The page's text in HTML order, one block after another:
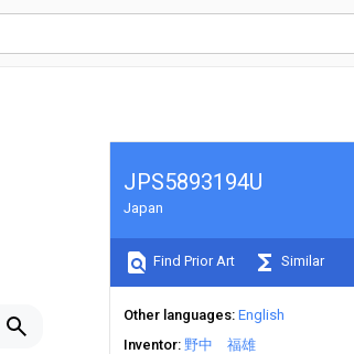
JPS5893194U
Japan
Find Prior Art Similar
Other languages English
Inventor 野中 福雄